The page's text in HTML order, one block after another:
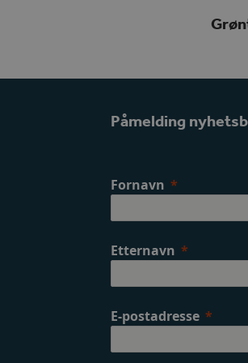
Påmelding
Fornavn
Etternavn
E-postadresse